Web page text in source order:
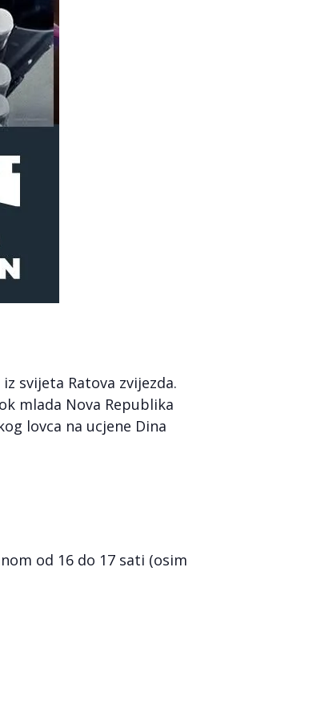
svijeta Ratova zvijezda.
mlada Nova Republika
lovca na ucjene Dina
od 16 do 17 sati (osim